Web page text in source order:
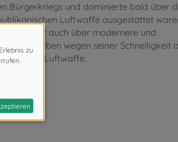
Bürgerkriegs und dominierte bald über
Luftwaffe ausgestattet
CR 32 auch über modernere und
2, das eben wegen seiner Schnelligkeit
Luftwaffe.